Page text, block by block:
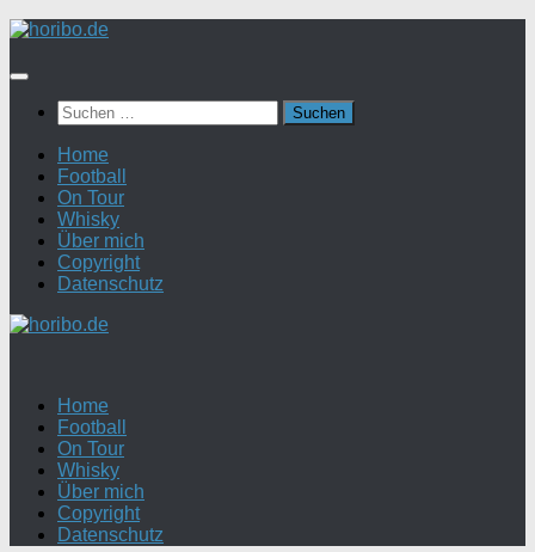
Zum
springen
Suchen
nach:
Home
Football
On Tour
Whisky
Über mich
Copyright
Datenschutz
Home
Football
On Tour
Whisky
Über mich
Copyright
Datenschutz